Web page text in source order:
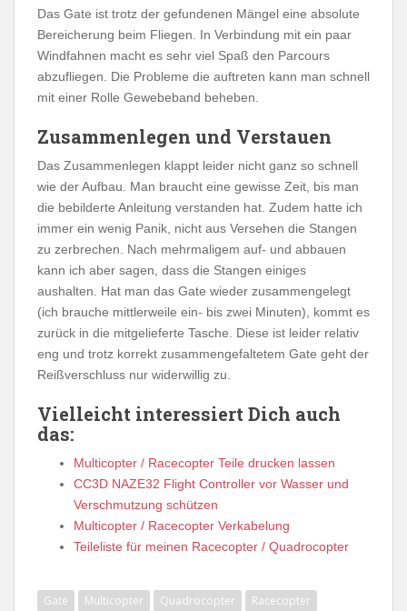
Das Gate ist trotz der gefundenen Mängel eine absolute
Bereicherung beim Fliegen. In Verbindung mit ein paar
Windfahnen macht es sehr viel Spaß den Parcours
abzufliegen. Die Probleme die auftreten kann man schnell
mit einer Rolle Gewebeband beheben.
Zusammenlegen und Verstauen
Das Zusammenlegen klappt leider nicht ganz so schnell
wie der Aufbau. Man braucht eine gewisse Zeit, bis man
die bebilderte Anleitung verstanden hat. Zudem hatte ich
immer ein wenig Panik, nicht aus Versehen die Stangen
zu zerbrechen. Nach mehrmaligem auf- und abbauen
kann ich aber sagen, dass die Stangen einiges
aushalten. Hat man das Gate wieder zusammengelegt
(ich brauche mittlerweile ein- bis zwei Minuten), kommt es
zurück in die mitgelieferte Tasche. Diese ist leider relativ
eng und trotz korrekt zusammengefaltetem Gate geht der
Reißverschluss nur widerwillig zu.
Vielleicht interessiert Dich auch
das:
Multicopter / Racecopter Teile drucken lassen
CC3D NAZE32 Flight Controller vor Wasser und
Verschmutzung schützen
Multicopter / Racecopter Verkabelung
Teileliste für meinen Racecopter / Quadrocopter
Gate Multicopter Quadrocopter Racecopter